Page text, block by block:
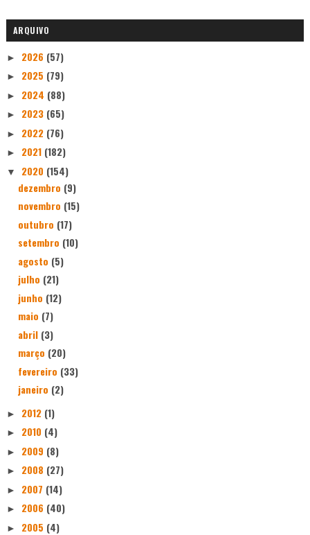
ARQUIVO
► 2026 (57)
► 2025 (79)
► 2024 (88)
► 2023 (65)
► 2022 (76)
► 2021 (182)
▼ 2020 (154)
dezembro (9)
novembro (15)
outubro (17)
setembro (10)
agosto (5)
julho (21)
junho (12)
maio (7)
abril (3)
março (20)
fevereiro (33)
janeiro (2)
► 2012 (1)
► 2010 (4)
► 2009 (8)
► 2008 (27)
► 2007 (14)
► 2006 (40)
► 2005 (4)